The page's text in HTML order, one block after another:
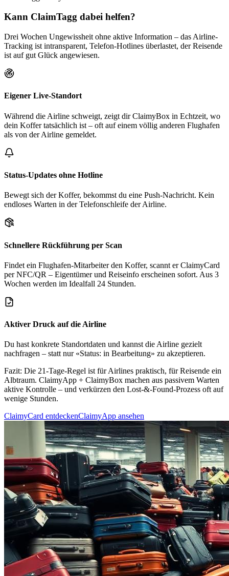
Kann ClaimTagg dabei helfen?
Drei Wochen Ungewissheit ohne aktive Information – das Airline-
Tracking ist intransparent, Telefon-Hotlines überlastet, der Reisende
ist auf gut Glück angewiesen.
Eigener Live-Standort
Während die Airline schweigt, zeigt dir ClaimyBox in Echtzeit, wo
dein Koffer tatsächlich ist – oft auf einem völlig anderen Flughafen
als von der Airline gemeldet.
Status-Updates ohne Hotline
Bewegt sich der Koffer, bekommst du eine Push-Nachricht. Kein
endloses Warten in der Telefonschleife der Airline.
Schnellere Rückführung per Scan
Findet ein Flughafen-Mitarbeiter den Koffer, scannt er ClaimyCard
per NFC/QR – Eigentümer und Reiseinfo erscheinen sofort. Aus 3
Wochen werden im Idealfall 24 Stunden.
Aktiver Druck auf die Airline
Du hast konkrete Standortdaten und kannst die Airline gezielt
nachfragen – statt nur «Status: in Bearbeitung» zu akzeptieren.
Fazit: Die 21-Tage-Regel ist für Airlines praktisch, für Reisende ein
Albtraum. ClaimyApp + ClaimyBox machen aus passivem Warten
aktive Kontrolle – und verkürzen den Lost-&-Found-Prozess oft auf
wenige Stunden.
ClaimyCard entdeckenClaimyApp ansehen